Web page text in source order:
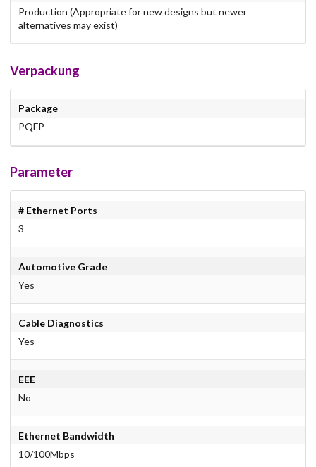
Production (Appropriate for new designs but newer
alternatives may exist)
Verpackung
Package
PQFP
Parameter
# Ethernet Ports
3
Automotive Grade
Yes
Cable Diagnostics
Yes
EEE
No
Ethernet Bandwidth
10/100Mbps